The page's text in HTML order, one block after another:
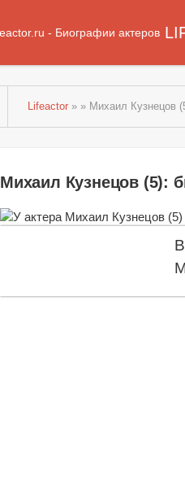
Lifeactor » » Михаил Кузнецов
Михаил Кузнецов (5):